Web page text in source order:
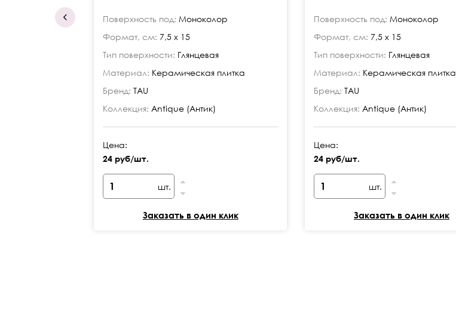
Поверхность под: Моноколор
Формат, см: 7,5 x 15
Тип поверхности: Глянцевая
Материал: Керамическая плитка
Бренд: TAU
Коллекция: Antique (Антик)
Цена:
24 руб/шт.
шт.
Заказать в один клик
Поверхность под: Моноколор
Формат, см: 7,5 x 15
Тип поверхности: Глянцевая
Материал: Керамическая плитка
Бренд: TAU
Коллекция: Antique (Антик)
Цена:
24 руб/шт.
шт.
Заказать в один клик